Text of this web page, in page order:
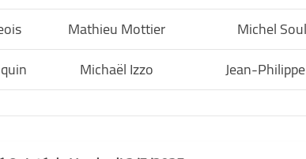
Mathieu Mottier
Michel
Michaël Izzo Jean-